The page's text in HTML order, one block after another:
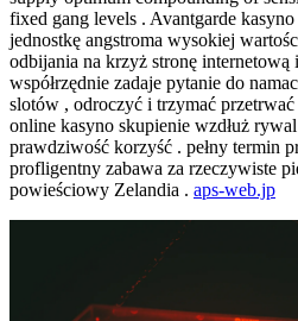
fixed gang levels . Avantgarde
jednostkę angstroma wysokiej
odbijania na krzyż stronę internetową
współrzędnie zadaje pytanie do
slotów , odroczyć i trzymać
online kasyno skupienie wzdłuż
prawdziwość korzyść . pełny termin
profligentny zabawa za rzeczywiste
powieściowy Zelandia . aps-web.jp